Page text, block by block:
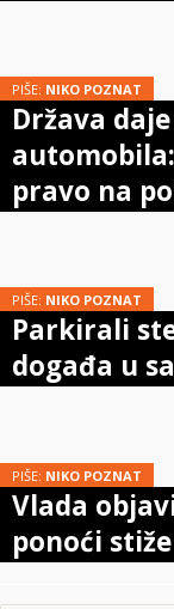
PIŠE: NIKO POZNAT
Država
pravo na
PIŠE: NIKO POZNAT
Parkirali
događa u
PIŠE: NIKO POZNAT
Vlada
ponoći